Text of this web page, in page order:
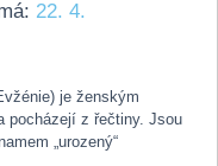
22. 4.
je ženským
pocházejí z řečtiny. Jsou
„urozený“